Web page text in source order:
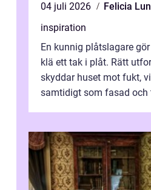
04 juli 2026
Felicia
inspiration
En kunnig plåtslagare
klä ett tak i plåt. Rätt
skyddar huset mot fukt,
samtidigt som fasad och